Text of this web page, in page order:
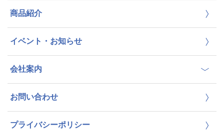
商品紹介
イベント・お知らせ
会社案内
お問い合わせ
プライバシーポリシー